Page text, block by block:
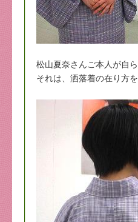
松山夏奈さんご本人が自
それは、洒落着の在り方